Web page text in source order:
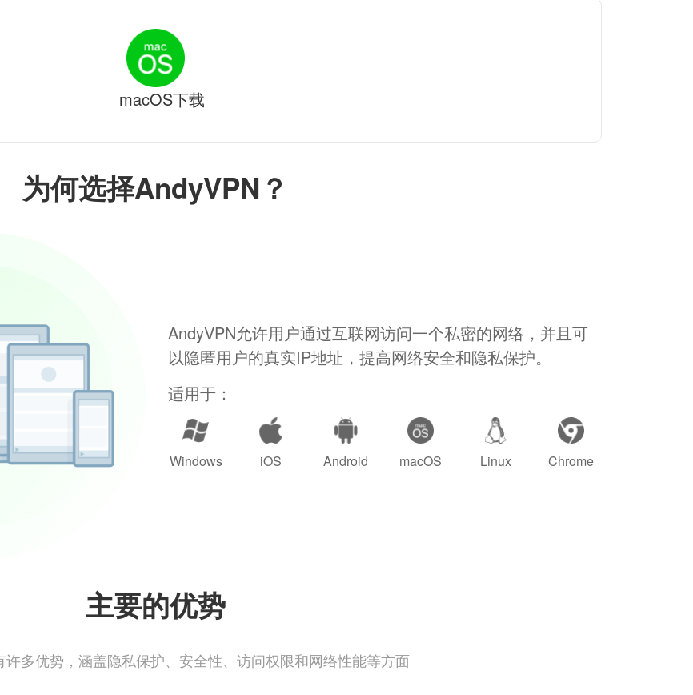
为何选择AndyVPN？
AndyVPN允许用户通过互联网访问一个私密的网络，并且可
以隐匿用户的真实IP地址，提高网络安全和隐私保护。
适用于：
Windows iOS Android macOS Linux Chrome
主要的优势
许多优势，涵盖隐私保护、安全性、访问权限和网络性能等方面
macOS下载